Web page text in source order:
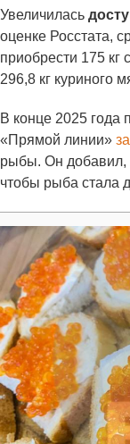
Увеличилась
оценке Росстата,
приобрести 175 кг
296,8 кг куриного
В конце 2025 года
«Прямой линии»
рыбы. Он добавил,
чтобы рыба стала